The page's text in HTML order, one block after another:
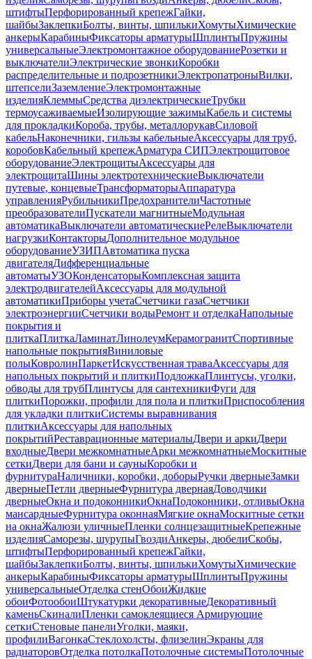
штифтыПерфорированный крепежГайки,
шайбыЗаклепкиБолты, винты, шпилькиХомутыХимические
анкерыКарабиныФиксаторы арматурыШплинтыПружины
универсальныеЭлектромонтажное оборудованиеРозетки и
выключателиЭлектрические звонкиКоробки
распределительные и подрозетникиЭлектропатроныВилки,
штепселиЗаземлениеЭлектромонтажные
изделияКлеммыСредства диэлектрическиеТрубки
термоусаживаемыеИзолирующие зажимыКабель и системы
для прокладкиКороба, трубы, металлорукавСиловой
кабельНаконечники, гильзы кабельныеАксессуары для труб,
коробовКабельный крепежАрматура СИПЭлектрощитовое
оборудованиеЭлектрощитыАксессуары для
электрощитаШины электротехническиеВыключатели
путевые, концевыеТрансформаторыАппаратура
управленияРубильникиПредохранителиЧастотные
преобразователиПускатели магнитныеМодульная
автоматикаВыключатели автоматическиеРелеВыключатели
нагрузкиКонтакторыДополнительное модульное
оборудованиеУЗИПАвтоматика пуска
двигателяДифференциальные
автоматыУЗОКонденсаторыКомплексная защита
электродвигателейАксессуары для модульной
автоматикиПриборы учетаСчетчики газаСчетчики
электроэнергииСчетчики водыРемонт и отделкаНапольные
покрытия и
плиткаПлиткаЛаминатЛинолеумКерамогранитСпортивные
напольные покрытияВиниловые
полыКовролинПаркетИскусственная траваАксессуары для
напольных покрытий и плиткиПодложкаПлинтусы, уголки,
обводы для трубПлинтусы для сантехникиФуги для
плиткиПорожки, профили для пола и плиткиПриспособления
для укладки плиткиСистемы выравнивания
плиткиАксессуары для напольных
покрытийРеставрационные материалыДвери и аркиДвери
входныеДвери межкомнатныеАрки межкомнатныеМоскитные
сеткиДвери для бани и сауныКоробки и
фурнитураНаличники, коробки, доборыРучки дверныеЗамки
дверныеПетли дверныеФурнитура двернаяДоводчики
дверныеОкна и подоконникиОкнаПодоконники, отливыОкна
мансардныеФурнитура оконнаяМягкие окнаМоскитные сетки
на окнаЖалюзи уличныеПленки солнцезащитныеКрепежные
изделияСаморезы, шурупыГвоздиАнкеры, дюбелиСкобы,
штифтыПерфорированный крепежГайки,
шайбыЗаклепкиБолты, винты, шпилькиХомутыХимические
анкерыКарабиныФиксаторы арматурыШплинтыПружины
универсальныеОтделка стенОбоиЖидкие
обоиФотообоиШтукатурки декоративныеДекоративный
каменьСкиналиПленки самоклеящиеся Армирующие
сеткиСтеновые панелиУголки, маяки,
профилиВагонкаСтеклохолсты, флизелинЭкраны для
радиаторовОтделка потолкаПотолочные системыПотолочные